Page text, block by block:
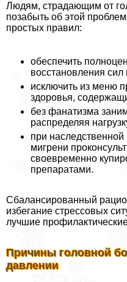
Людям, страдающим от
позабыть об этой
простых правил:
обеспечить
восстановления сил
исключить из меню
здоровья,
без фанатизма
распределяя
при
мигрени
своевременно
препаратами.
Сбалансированный
избегание стрессовых
лучшие
Причины головной
давлении